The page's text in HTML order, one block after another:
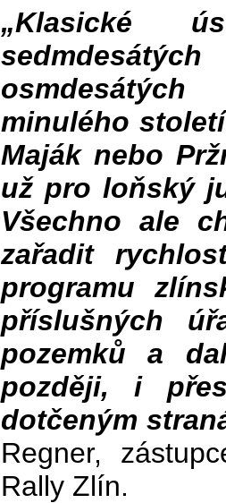
„Klasické
minulého
Maják nebo
už pro loňský
Všechno ale
zařadit
programu
příslušných
pozemků a
později, i
dotčeným
Regner,
Rally Zlín.